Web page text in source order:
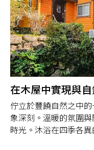
在木屋中實現與
佇立於豐饒自然之中
象深刻。溫暖的氛圍
時光。沐浴在四季各